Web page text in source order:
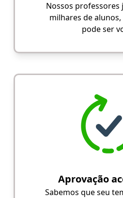
Nossos professores
milhares de
pode ser
Aprovação
Sabemos que seu